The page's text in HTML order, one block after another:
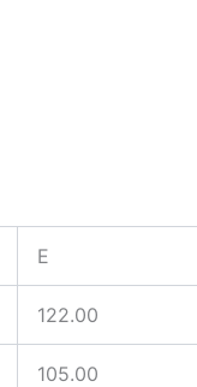
E
122.00
105.00